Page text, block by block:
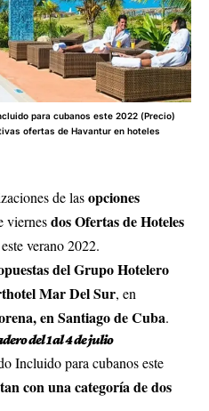
para cubanos este 2022 (Precio)
ofertas de Havantur en hoteles
de lasopciones
viernesdos Ofertas de Hoteles
este verano 2022.
del Grupo Hotelero
Mar Del Sur, en
en Santiago de Cuba.
del 1 al 4 de julio
Incluido para cubanos este
con una categoría de dos